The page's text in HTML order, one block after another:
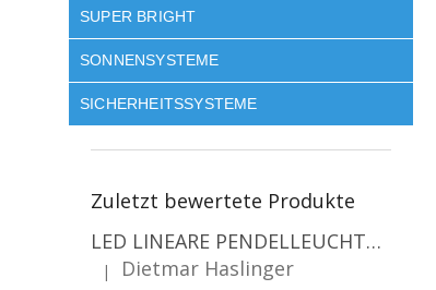
SUPER BRIGHT
SONNENSYSTEME
SICHERHEITSSYSTEME
Zuletzt bewertete Produkte
LED LINEARE PENDELLEUCHTE EXECULINE 120CM, 30W, 3750LM, 96°, 4000K, IP20, WEISS [207806]
Die Produktbewertung beträgt 5 von 5 Sternen.
| Dietmar Haslinger